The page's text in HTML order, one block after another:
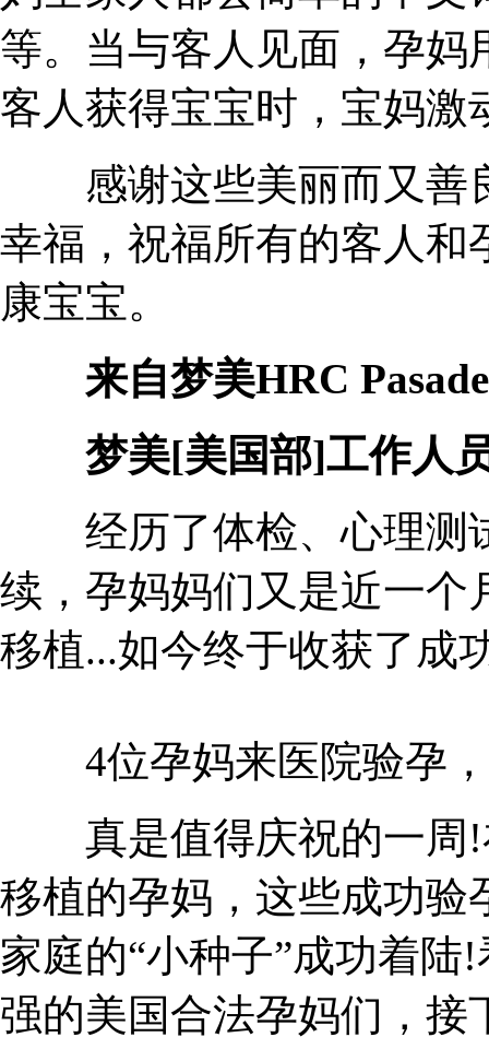
等。当与客人见面，孕妈
客人获得宝宝时，宝妈激
感谢这些美丽而又善
幸福，祝福所有的客人和
康宝宝。
来自梦美HRC
梦美[美国部]工作人
经历了体检、心理测
续，孕妈妈们又是近一个
移植...如今终于收获了成
4位孕妈来医院验孕，
真是值得庆祝的一周!
移植的孕妈，这些成功验
家庭的“小种子”成功着
强的美国合法孕妈们，接